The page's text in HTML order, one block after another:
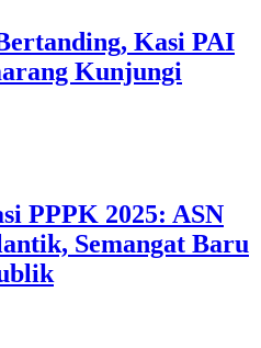
Kasi PAI
Kunjungi
PPPK 2025: ASN
Semangat Baru